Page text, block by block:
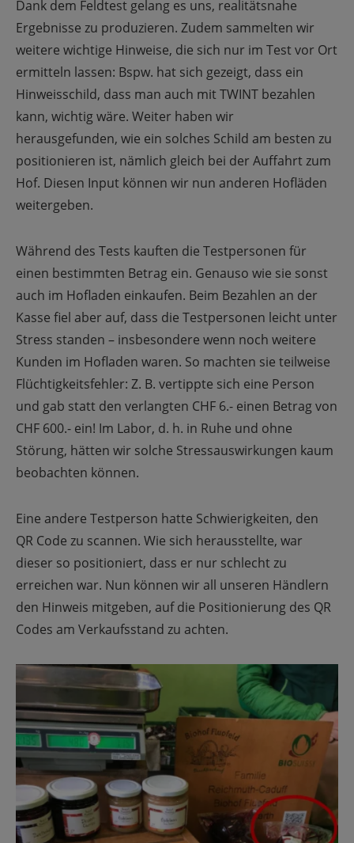
Dank dem Feldtest gelang es uns, realitätsnahe
Ergebnisse zu produzieren. Zudem sammelten wir
weitere wichtige Hinweise, die sich nur im Test vor Ort
ermitteln lassen: Bspw. hat sich gezeigt, dass ein
Hinweisschild, dass man auch mit TWINT bezahlen
kann, wichtig wäre. Weiter haben wir
herausgefunden, wie ein solches Schild am besten zu
positionieren ist, nämlich gleich bei der Auffahrt zum
Hof. Diesen Input können wir nun anderen Hofläden
weitergeben.
Während des Tests kauften die Testpersonen für
einen bestimmten Betrag ein. Genauso wie sie sonst
auch im Hofladen einkaufen. Beim Bezahlen an der
Kasse fiel aber auf, dass die Testpersonen leicht unter
Stress standen – insbesondere wenn noch weitere
Kunden im Hofladen waren. So machten sie teilweise
Flüchtigkeitsfehler: Z. B. vertippte sich eine Person
und gab statt den verlangten CHF 6.- einen Betrag von
CHF 600.- ein! Im Labor, d. h. in Ruhe und ohne
Störung, hätten wir solche Stressauswirkungen kaum
beobachten können.
Eine andere Testperson hatte Schwierigkeiten, den
QR Code zu scannen. Wie sich herausstellte, war
dieser so positioniert, dass er nur schlecht zu
erreichen war. Nun können wir all unseren Händlern
den Hinweis mitgeben, auf die Positionierung des QR
Codes am Verkaufsstand zu achten.